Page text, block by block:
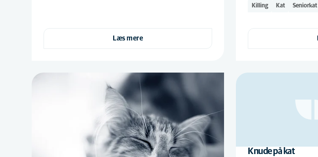
Læs mere
Killing Kat Seniorkat
Knude på kat